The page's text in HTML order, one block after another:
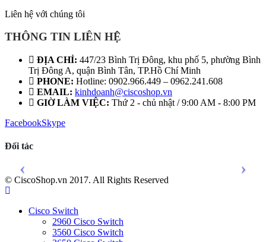
Liên hệ với chúng tôi
THÔNG TIN LIÊN HỆ
ĐỊA CHỈ: 447/23 Bình Trị Đông, khu phố 5, phường Bình
Trị Đông A, quận Bình Tân, TP.Hồ Chí Minh
PHONE: Hotline: 0902.966.449 – 0962.241.608
EMAIL: kinhdoanh@ciscoshop.vn
GIỜ LÀM VIỆC: Thứ 2 - chủ nhật / 9:00 AM - 8:00 PM
FacebookSkype
Đối tác
© CiscoShop.vn 2017. All Rights Reserved
Cisco Switch
2960 Cisco Switch
3560 Cisco Switch